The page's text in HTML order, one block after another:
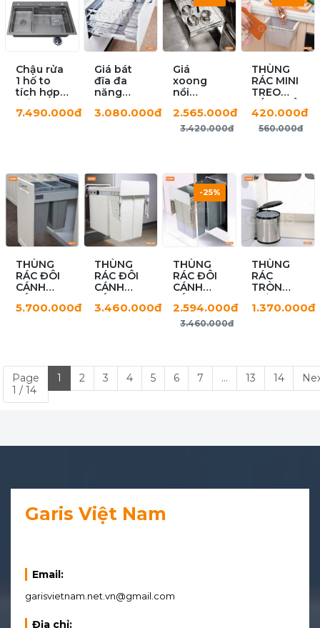
Chậu rửa
1 hố to
tích hợp
hố phụ
rời
7.490.000đ
Giá bát
đĩa đa
năng
3.080.000đ
Giá
xoong
nồi
2.565.000đ
3.420.000đ
THÙNG
RÁC MINI
TREO
CÁNH TỦ
GARIS
GW04.245
420.000đ
560.000đ
THÙNG
RÁC ĐÔI
CÁNH
KÉO
GW07.40
5.700.000đ
THÙNG
RÁC ĐÔI
CÁNH
KÉO
GARIS
3.460.000đ
THÙNG
RÁC ĐÔI
CÁNH
KÉO
GARIS
GW06.30G
2.594.000đ
3.460.000đ
-25%
THÙNG
RÁC
TRÒN
ĐƠN
GARIS
1.370.000đ
Page
1 / 14
1 2 3 4 5 6 7 ... 13 14
Garis Việt Nam
Email:
garisvietnam.net.vn@gmail.com
Địa chỉ: